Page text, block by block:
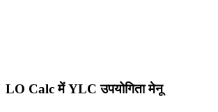
LO Calc में YLC उपयोगिता मेनू